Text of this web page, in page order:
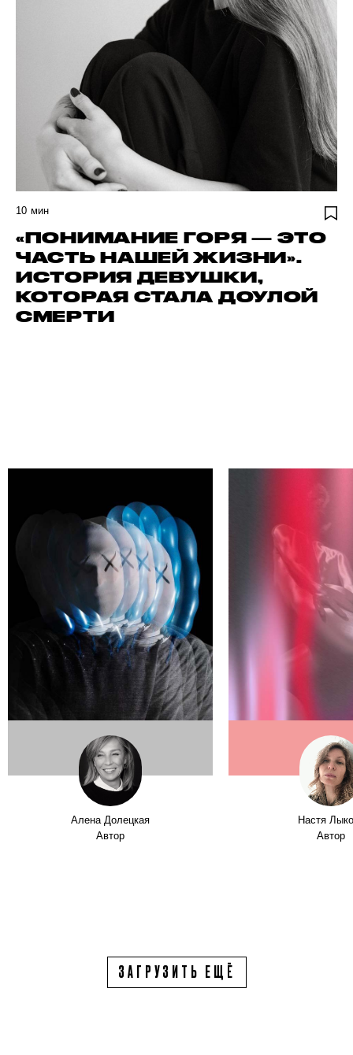
10 мин
«ПОНИМАНИЕ ГОРЯ — ЭТО
ЧАСТЬ НАШЕЙ ЖИЗНИ».
ИСТОРИЯ ДЕВУШКИ,
КОТОРАЯ СТАЛА ДОУЛОЙ
СМЕРТИ
Алена Долецкая
Автор
Настя
Автор
ЗАГРУЗИТЬ ЕЩЁ